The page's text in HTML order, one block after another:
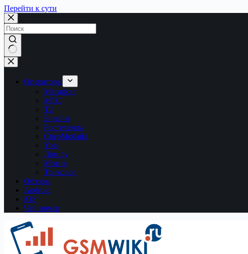
Перейти к сути
Ничего
не
найденоОператоры
Мегафон
МТС
Т2
Билайн
Ростелеком
СберМобайл
Yota
Дом.ру
Мотив
Триколор
Обзоры
Android
iOS
Чей номер